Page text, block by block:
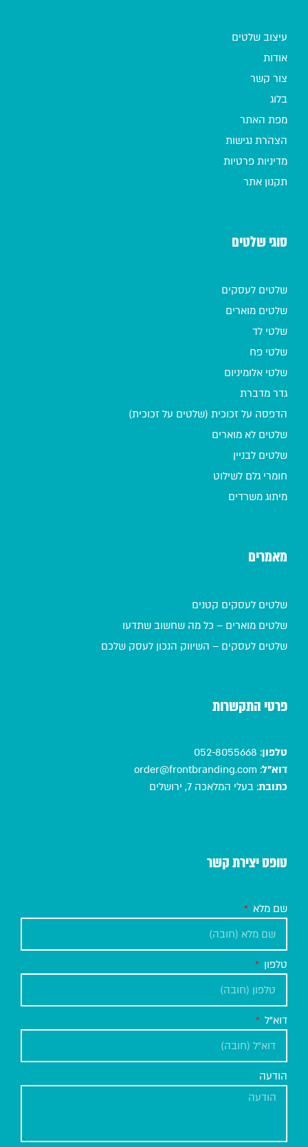
עיצוב שלטים
אודות
צור קשר
בלוג
מפת האתר
הצהרת נגישות
מדיניות פרטיות
תקנון אתר
סוגי שלטים
שלטים לעסקים
שלטים מוארים
שלטי לד
שלטי פח
שלטי אלומיניום
גדר מדברת
הדפסה על זכוכית (שלטים על זכוכית)
שלטים לא מוארים
שלטים לבניין
חומרי גלם לשילוט
מיתוג משרדים
מאמרים
שלטים לעסקים קטנים
שלטים מוארים – כל מה שחשוב שתדעו
שלטים לעסקים – השיווק הנכון לעסק שלכם
פרטי התקשרות
טלפון:
052-8055668
דוא"ל:
order@frontbranding.com
כתובת: בעלי המלאכה 7, ירושלים
טופס יצירת קשר
שם מלא
טלפון
דוא"ל
הודעה